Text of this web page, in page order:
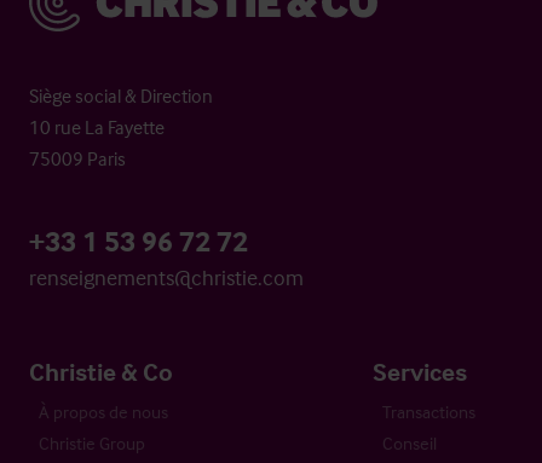
Siège social & Direction
10 rue La Fayette
75009 Paris
+33 1 53 96 72 72
renseignements@christie.com
Christie & Co
À propos de nous
Christie Group
Services
Transactions
Conseil